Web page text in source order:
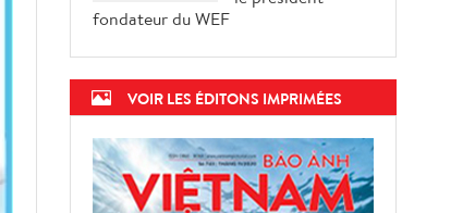
fondateur du WEF
VOIR LES ÉDITONS IMPRIMÉES